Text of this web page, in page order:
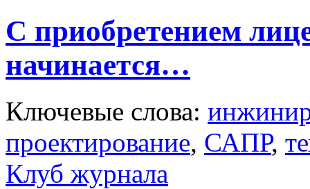
С приобретением
начинается…
Ключевые слова:
проектирование, САПР,
Клуб журнала